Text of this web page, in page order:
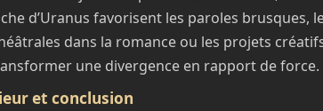
d’Uranus favorisent les paroles brusques,
dans la romance ou les projets
une divergence en rapport de force.
et conclusion